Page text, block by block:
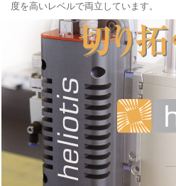
度を高いレベルで両立しています。